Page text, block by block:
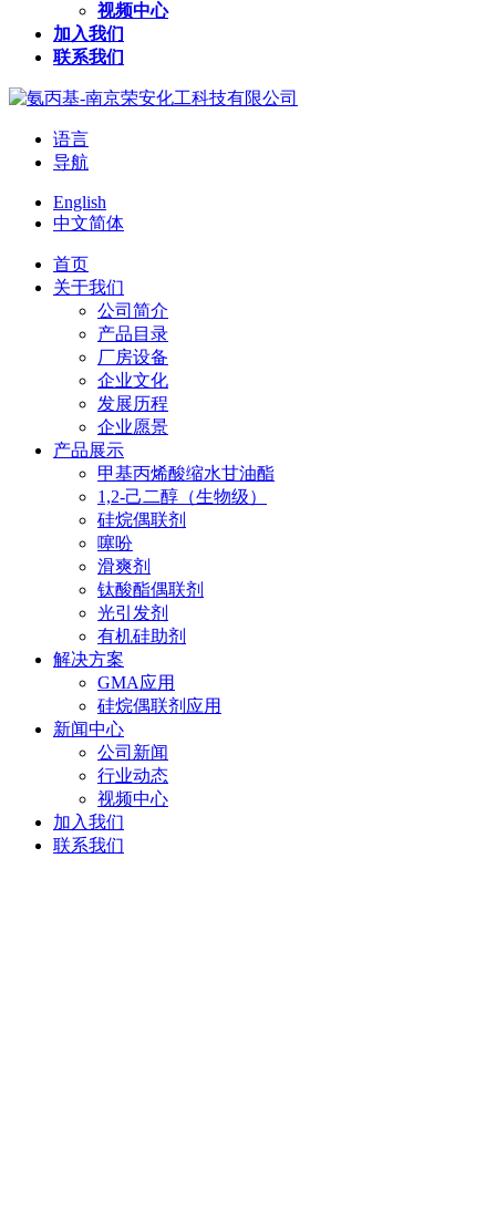
视频中心
加入我们
联系我们
语言
导航
English
中文简体
首页
关于我们
公司简介
产品目录
厂房设备
企业文化
发展历程
企业愿景
产品展示
甲基丙烯酸缩水甘油酯
1,2-己二醇（生物级）
硅烷偶联剂
噻吩
滑爽剂
钛酸酯偶联剂
光引发剂
有机硅助剂
解决方案
GMA应用
硅烷偶联剂应用
新闻中心
公司新闻
行业动态
视频中心
加入我们
联系我们